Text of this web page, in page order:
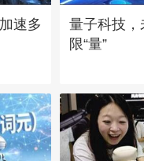
速多
量子科技，
限“量”